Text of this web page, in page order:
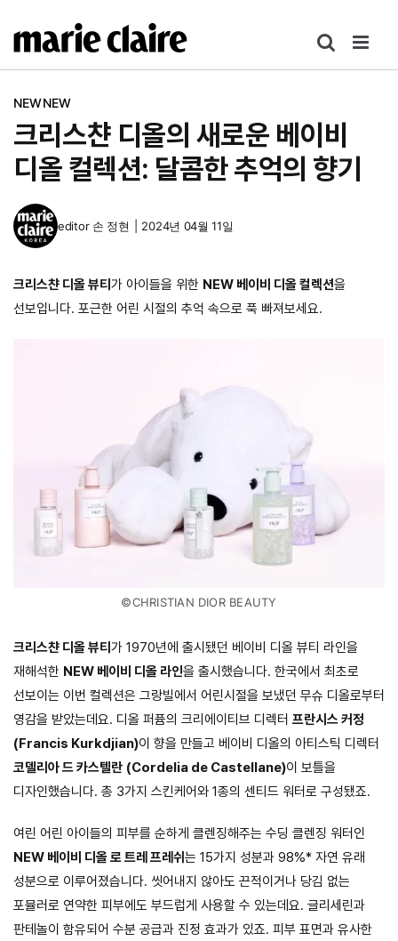
텐
NEWNEW
크리스챤 디올의 새로운 베이비
디올 컬렉션: 달콤한 추억의 향기
editor 손 정현 2024년 04월 11일
크리스챤 디올 뷰티 가 아이들을 위한 NEW 베이비 디올 컬렉션을
선보입니다. 포근한 어린 시절의 추억 속으로 푹 빠져보세요.
©CHRISTIAN DIOR BEAUTY
크리스챤 디올 뷰티 가 1970년에 출시됐던 베이비 디올 뷰티 라인을
재해석한 NEW 베이비 디올 라인을 출시했습니다. 한국에서 최초로
선보이는 이번 컬렉션은 그랑빌에서 어린시절을 보냈던 무슈 디올로부터
영감을 받았는데요. 디올 퍼퓸의 크리에이티브 디렉터 프란시스 커정
(Francis Kurkdjian)이 향을 만들고 베이비 디올의 아티스틱 디렉터
코델리아 드 카스텔란 (Cordelia de Castellane)이 보틀을
디자인했습니다. 총 3가지 스킨케어와 1종의 센티드 워터로 구성됐죠.
여린 어린 아이들의 피부를 순하게 클렌징해주는 수딩 클렌징 워터인
NEW 베이비 디올 로 트레 프레쉬는 15가지 성분과 98%* 자연 유래
성분으로 이루어졌습니다. 씻어내지 않아도 끈적이거나 당김 없는
포뮬러로 연약한 피부에도 부드럽게 사용할 수 있는데요. 글리세린과
판테놀이 함유되어 수분 공급과 진정 효과가 있죠. 피부 표면과 유사한